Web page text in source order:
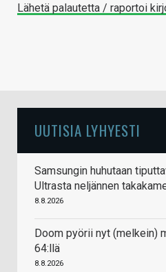
Lähetä palautetta / raportoi
UUTISIA LYHYESTI
Samsungin huhutaan
Ultrasta neljännen
8.8.2026
Doom pyörii nyt (melkein)
64:llä
8.8.2026